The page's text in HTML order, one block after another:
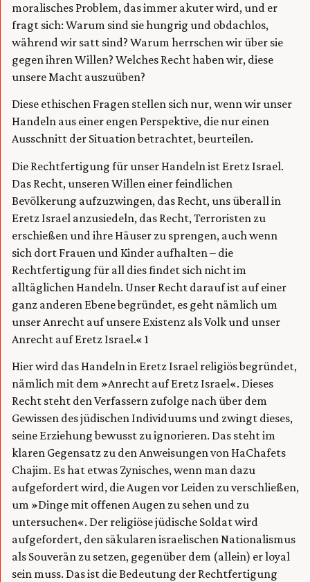
moralisches Problem, das immer akuter wird, und er
fragt sich: Warum sind sie hungrig und obdachlos,
während wir satt sind? Warum herrschen wir über sie
gegen ihren Willen? Welches Recht haben wir, diese
unsere Macht auszuüben?
Diese ethischen Fragen stellen sich nur, wenn wir unser
Handeln aus einer engen Perspektive, die nur einen
Ausschnitt der Situation betrachtet, beurteilen.
Die Rechtfertigung für unser Handeln ist Eretz Israel.
Das Recht, unseren Willen einer feindlichen
Bevölkerung aufzuzwingen, das Recht, uns überall in
Eretz Israel anzusiedeln, das Recht, Terroristen zu
erschießen und ihre Häuser zu sprengen, auch wenn
sich dort Frauen und Kinder aufhalten – die
Rechtfertigung für all dies findet sich nicht im
alltäglichen Handeln. Unser Recht darauf ist auf einer
ganz anderen Ebene begründet, es geht nämlich um
unser Anrecht auf unsere Existenz als Volk und unser
Anrecht auf Eretz Israel.« 1
Hier wird das Handeln in Eretz Israel religiös begründet,
nämlich mit dem »Anrecht auf Eretz Israel«. Dieses
Recht steht den Verfassern zufolge nach über dem
Gewissen des jüdischen Individuums und zwingt dieses,
seine Erziehung bewusst zu ignorieren. Das steht im
klaren Gegensatz zu den Anweisungen von HaChafets
Chajim. Es hat etwas Zynisches, wenn man dazu
aufgefordert wird, die Augen vor Leiden zu verschließen,
um »Dinge mit offenen Augen zu sehen und zu
untersuchen«. Der religiöse jüdische Soldat wird
aufgefordert, den säkularen israelischen Nationalismus
als Souverän zu setzen, gegenüber dem (allein) er loyal
sein muss. Das ist die Bedeutung der Rechtfertigung